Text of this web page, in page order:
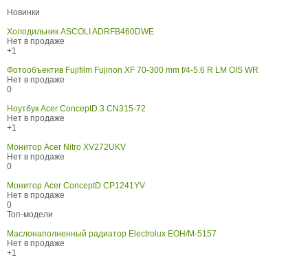
Новинки
Холодильник ASCOLI ADRFB460DWE
Нет в продаже
+1
Фотообъектив Fujifilm Fujinon XF 70-300 mm f/4-5.6 R LM OIS WR
Нет в продаже
0
Ноутбук Acer ConceptD 3 CN315-72
Нет в продаже
+1
Монитор Acer Nitro XV272UKV
Нет в продаже
0
Монитор Acer ConceptD CP1241YV
Нет в продаже
0
Топ-модели
Маслонаполненный радиатор Electrolux EOH/M-5157
Нет в продаже
+1